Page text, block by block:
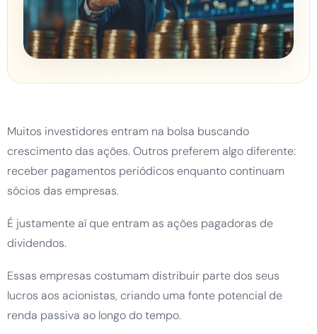
Muitos investidores entram na bolsa buscando
crescimento das ações. Outros preferem algo diferente:
receber pagamentos periódicos enquanto continuam
sócios das empresas.
É justamente aí que entram as ações pagadoras de
dividendos.
Essas empresas costumam distribuir parte dos seus
lucros aos acionistas, criando uma fonte potencial de
renda passiva ao longo do tempo.